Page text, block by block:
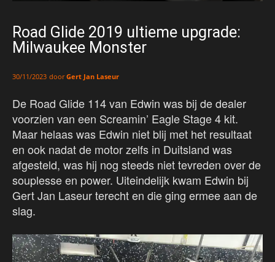
Road Glide 2019 ultieme upgrade:
Milwaukee Monster
30/11/2023 door Gert Jan Laseur
De Road Glide 114 van Edwin was bij de dealer
voorzien van een Screamin’ Eagle Stage 4 kit.
Maar helaas was Edwin niet blij met het resultaat
en ook nadat de motor zelfs in Duitsland was
afgesteld, was hij nog steeds niet tevreden over de
souplesse en power. Uiteindelijk kwam Edwin bij
Gert Jan Laseur terecht en die ging ermee aan de
slag.